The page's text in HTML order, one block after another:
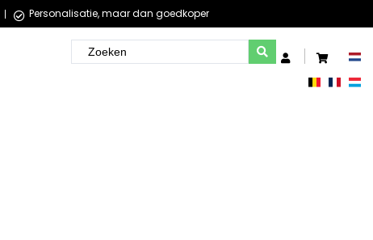
Personalisatie, maar dan goedkoper